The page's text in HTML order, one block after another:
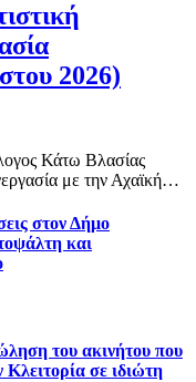
2026)
Κάτω Βλασίας
με την Αχαϊκή…
στον Δήμο
και
του ακινήτου που
Κλειτορία σε ιδιώτη